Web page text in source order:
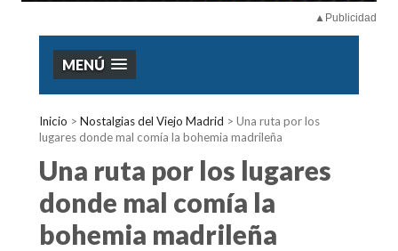
▲Publicidad
MENÚ
Inicio > Nostalgias del Viejo Madrid > Una ruta por los
lugares donde mal comía la bohemia madrileña
Una ruta por los lugares
donde mal comía la
bohemia madrileña